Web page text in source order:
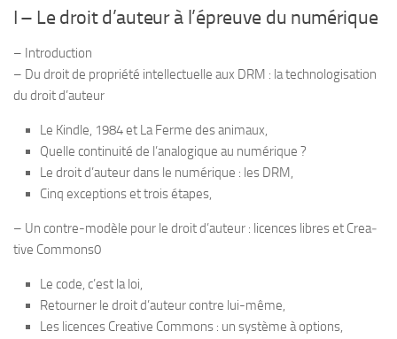
I – Le droit d’auteur à l’épreuve du numérique
– Intro­duc­tion
– Du droit de pro­priété intel­lec­tuelle aux DRM : la tech­no­lo­gi­sa­tion
du droit d’auteur
Le Kindle, 1984 et La Ferme des animaux,
Quelle conti­nuité de l’analogique au numérique ?
Le droit d’auteur dans le numé­rique : les DRM,
Cinq excep­tions et trois étapes,
– Un contre-​modèle pour le droit d’auteur : licences libres et Crea­
tive Commons0
Le code, c’est la loi,
Retour­ner le droit d’auteur contre lui-​même,
Les licences Crea­tive Com­mons : un sys­tème à options,